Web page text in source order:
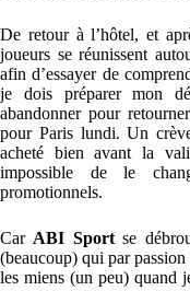
De retour à l’hôtel, et
joueurs se réunissent
afin d’essayer de
je dois préparer mon
abandonner pour
pour Paris lundi. Un
acheté bien avant la
impossible de le
promotionnels.
Car ABI Sportse
(beaucoup) qui par passion
les miens (un peu) quand